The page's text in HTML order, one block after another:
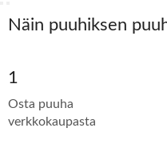
Näin puuhiksen
1
Osta puuha
verkkokaupasta